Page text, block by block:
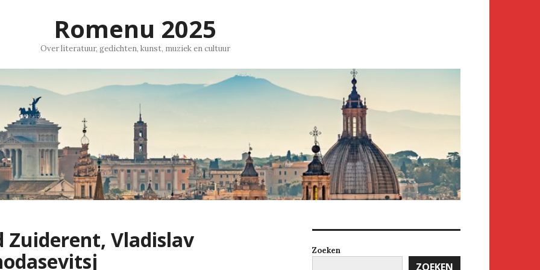
Romenu 2025
Over literatuur, gedichten, kunst, muziek en cultuur
Zuiderent, Vladislav
Zoeken
ZOEKEN